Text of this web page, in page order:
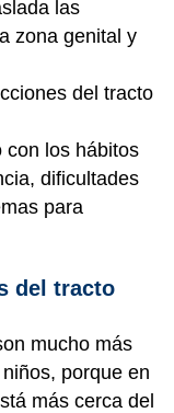
las
zona genital y
del tracto
con los hábitos
dificultades
para
del tracto
mucho más
porque en
más cerca del